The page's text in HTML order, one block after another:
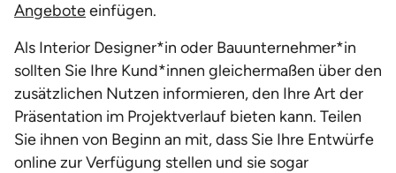
Angeboteeinfügen.
Als Interior Designer*in oder Bauunternehmer*in
sollten Sie Ihre Kund*innen gleichermaßen über den
zusätzlichen Nutzen informieren, den Ihre Art der
Präsentation im Projektverlauf bieten kann. Teilen
Sie ihnen von Beginn an mit, dass Sie Ihre Entwürfe
online zur Verfügung stellen und sie sogar